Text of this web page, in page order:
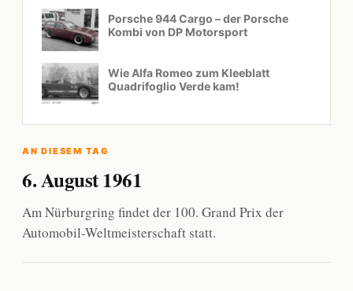
Porsche 944 Cargo – der Porsche
Kombi von DP Motorsport
Wie Alfa Romeo zum Kleeblatt
Quadrifoglio Verde kam!
AN DIESEM TAG
6. August 1961
Am Nürburgring findet der 100. Grand Prix der
Automobil-Weltmeisterschaft statt.